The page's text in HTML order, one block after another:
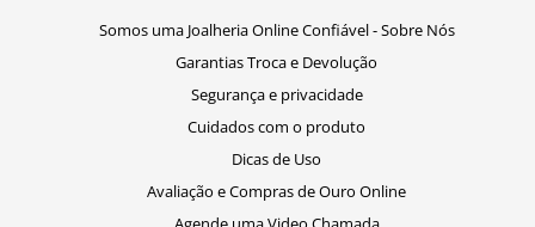
Somos uma Joalheria Online Confiável - Sobre Nós
Garantias Troca e Devolução
Segurança e privacidade
Cuidados com o produto
Dicas de Uso
Avaliação e Compras de Ouro Online